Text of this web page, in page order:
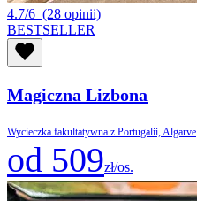
4.7/6 (28 opinii)
BESTSELLER
Magiczna Lizbona
Wycieczka fakultatywna z Portugalii, Algarve
od 509zł/os.